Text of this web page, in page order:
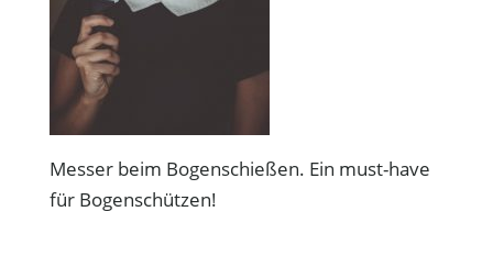
Messer beim Bogenschießen. Ein must-have
für Bogenschützen!